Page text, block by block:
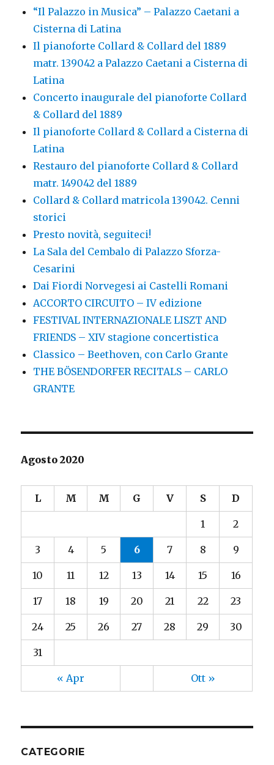
“Il Palazzo in Musica” – Palazzo Caetani a
Cisterna di Latina
Il pianoforte Collard & Collard del 1889
matr. 139042 a Palazzo Caetani a Cisterna di
Latina
Concerto inaugurale del pianoforte Collard
& Collard del 1889
Il pianoforte Collard & Collard a Cisterna di
Latina
Restauro del pianoforte Collard & Collard
matr. 149042 del 1889
Collard & Collard matricola 139042. Cenni
storici
Presto novità, seguiteci!
La Sala del Cembalo di Palazzo Sforza-
Cesarini
Dai Fiordi Norvegesi ai Castelli Romani
ACCORTO CIRCUITO – IV edizione
FESTIVAL INTERNAZIONALE LISZT AND
FRIENDS – XIV stagione concertistica
Classico – Beethoven, con Carlo Grante
THE BÖSENDORFER RECITALS – CARLO
GRANTE
Agosto 2020
L M M G V S D
« Apr Ott »
1 2
3 4 5 6 7 8 9
10 11 12 13 14 15 16
17 18 19 20 21 22 23
24 25 26 27 28 29 30
31
CATEGORIE